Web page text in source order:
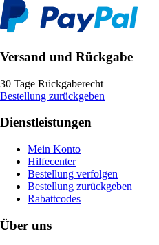
Versand und Rückgabe
30 Tage Rückgaberecht
Bestellung zurückgeben
Dienstleistungen
Mein Konto
Hilfecenter
Bestellung verfolgen
Bestellung zurückgeben
Rabattcodes
Über uns